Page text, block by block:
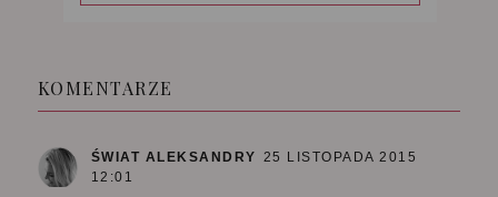
KOMENTARZE
ŚWIAT ALEKSANDRY 25 LISTOPADA 2015
12:01